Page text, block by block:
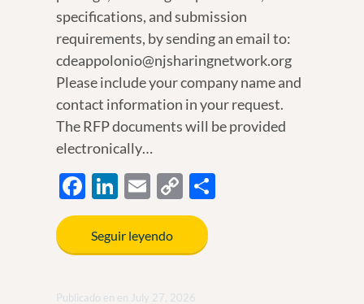
specifications, and submission
requirements, by sending an email to:
cdeappolonio@njsharingnetwork.org
Please include your company name and
contact information in your request.
The RFP documents will be provided
electronically…
F
ac
e
b
o
Li
n
k
e
dI
E
m
ail
C
o
y
Li
S
Seguir leyendo
Publicado en en July 27, 2026